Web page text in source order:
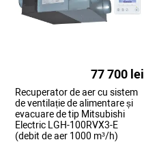
77 700 lei
Recuperator de aer cu sistem
de ventilație de alimentare și
evacuare de tip Mitsubishi
Electric LGH-100RVX3-E
(debit de aer 1000 m³/h)